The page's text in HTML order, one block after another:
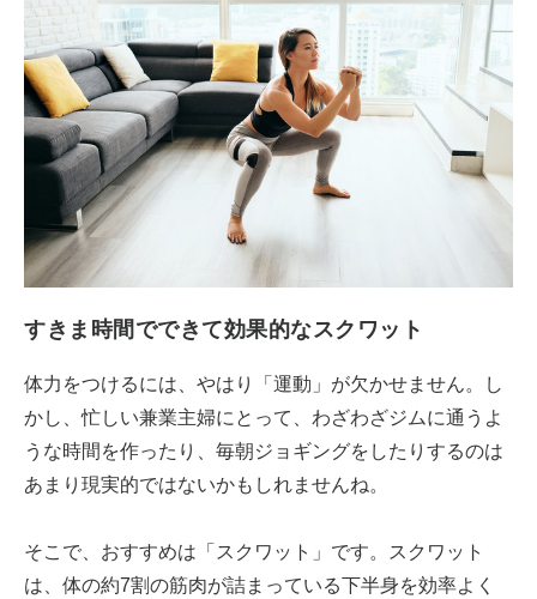
すきま時間でできて効果的なスクワット
体力をつけるには、やはり「運動」が欠かせません。し
かし、忙しい兼業主婦にとって、わざわざジムに通うよ
うな時間を作ったり、毎朝ジョギングをしたりするのは
あまり現実的ではないかもしれませんね。
そこで、おすすめは「スクワット」です。スクワット
は、体の約7割の筋肉が詰まっている下半身を効率よく